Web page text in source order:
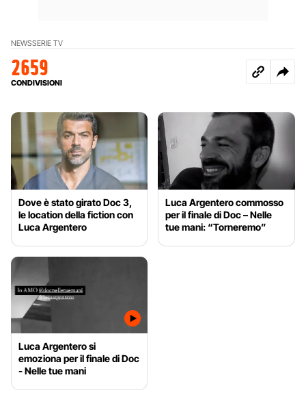
NEWSSERIE TV
2659
CONDIVISIONI
Dove è stato girato Doc 3,
le location della fiction con
Luca Argentero
Luca Argentero commosso
per il finale di Doc – Nelle
tue mani: “Torneremo”
Luca Argentero si
emoziona per il finale di Doc
- Nelle tue mani